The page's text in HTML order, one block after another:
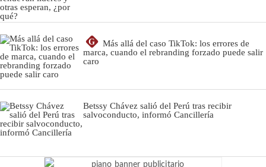
G
Más allá del caso TikTok: los errores de
marca, cuando el rebranding forzado puede salir
caro
Betssy Chávez salió del Perú tras recibir
salvoconducto, informó Cancillería